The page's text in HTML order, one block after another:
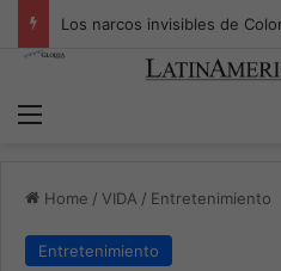
Home / VIDA / Entretenimiento
Entretenimiento